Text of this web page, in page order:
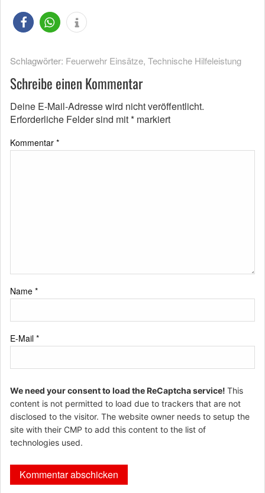
Schlagwörter: Feuerwehr Einsätze, Technische Hilfeleistung
Schreibe einen Kommentar
Deine E-Mail-Adresse wird nicht veröffentlicht.
Erforderliche Felder sind mit* markiert
Kommentar *
Name *
E-Mail *
We need your consent to load the ReCaptcha service! This
content is not permitted to load due to trackers that are not
disclosed to the visitor. The website owner needs to setup the
site with their CMP to add this content to the list of
technologies used.